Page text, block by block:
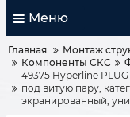
Меню
Главная
Монтаж
Компоненты СКС
49375 Hyperline
под витую пару,
экранированный,